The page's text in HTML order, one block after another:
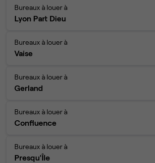
Bureaux à louer à
Lyon Part Dieu
Bureaux à louer à
Vaise
Bureaux à louer à
Gerland
Bureaux à louer à
Confluence
Bureaux à louer à
Presqu'Île